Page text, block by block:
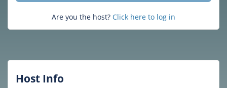
Are you the host? Click here to log in
Host Info